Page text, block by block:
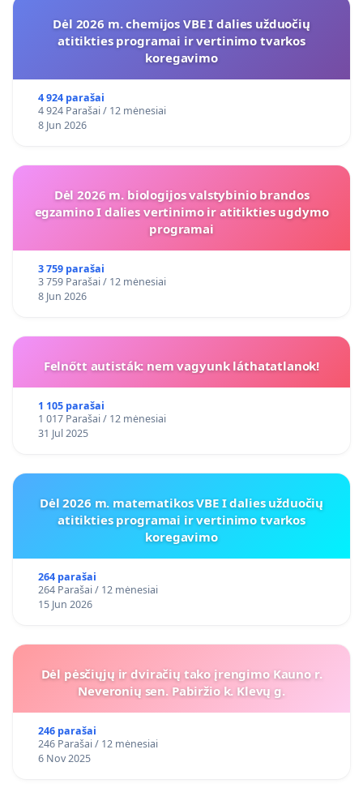
Dėl 2026 m. chemijos VBE I dalies užduočių
atitikties programai ir vertinimo tvarkos
koregavimo
4 924 parašai
4 924 Parašai / 12 mėnesiai
8 Jun 2026
Dėl 2026 m. biologijos valstybinio brandos
egzamino I dalies vertinimo ir atitikties ugdymo
programai
3 759 parašai
3 759 Parašai / 12 mėnesiai
8 Jun 2026
Felnőtt autisták: nem vagyunk láthatatlanok!
1 105 parašai
1 017 Parašai / 12 mėnesiai
31 Jul 2025
Dėl 2026 m. matematikos VBE I dalies užduočių
atitikties programai ir vertinimo tvarkos
koregavimo
264 parašai
264 Parašai / 12 mėnesiai
15 Jun 2026
Dėl pėsčiųjų ir dviračių tako įrengimo Kauno r.
Neveronių sen. Pabiržio k. Klevų g.
246 parašai
246 Parašai / 12 mėnesiai
6 Nov 2025